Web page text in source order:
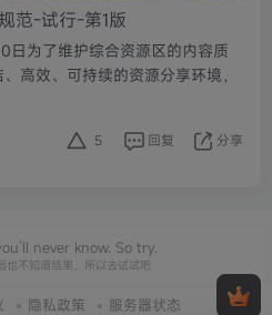
范-试行-第1版
日为了维护综合资源区的内容质
高效、可持续的资源分享环境，
5 回复 分享
never know. So try.
也不知道结果，所以去试试吧
隐私政策 服务器状态